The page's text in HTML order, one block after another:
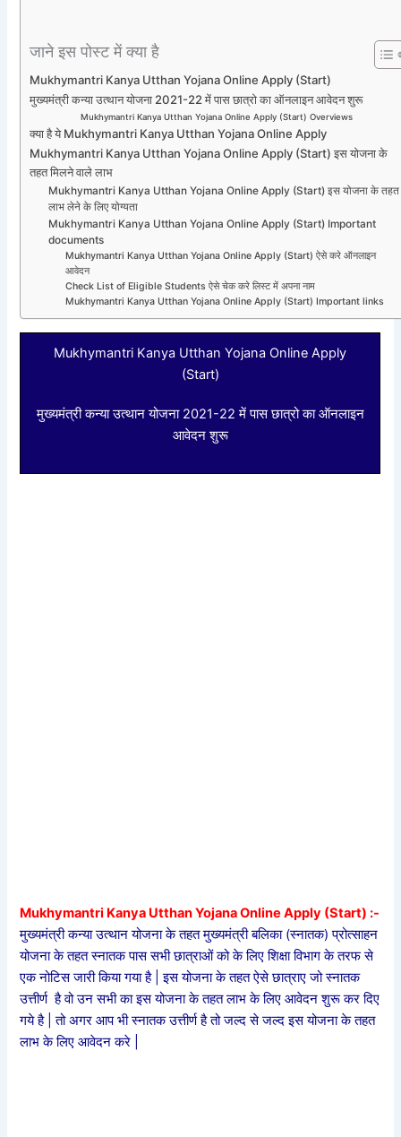
जाने इस पोस्ट में क्या है
Mukhymantri Kanya Utthan Yojana Online Apply (Start)
मुख्यमंत्री कन्या उत्थान योजना 2021-22 में पास छात्रो का ऑनलाइन आवेदन शुरू
Mukhymantri Kanya Utthan Yojana Online Apply (Start) Overviews
क्या है ये Mukhymantri Kanya Utthan Yojana Online Apply
Mukhymantri Kanya Utthan Yojana Online Apply (Start) इस योजना के
तहत मिलने वाले लाभ
Mukhymantri Kanya Utthan Yojana Online Apply (Start) इस योजना के तहत
लाभ लेने के लिए योग्यता
Mukhymantri Kanya Utthan Yojana Online Apply (Start) Important
documents
Mukhymantri Kanya Utthan Yojana Online Apply (Start) ऐसे करे ऑनलाइन
आवेदन
Check List of Eligible Students ऐसे चेक करे लिस्ट में अपना नाम
Mukhymantri Kanya Utthan Yojana Online Apply (Start) Important links
Mukhymantri Kanya Utthan Yojana Online Apply
(Start)
मुख्यमंत्री कन्या उत्थान योजना 2021-22 में पास छात्रो का ऑनलाइन
आवेदन शुरू
Mukhymantri Kanya Utthan Yojana Online Apply (Start) :-
मुख्यमंत्री कन्या उत्थान योजना के तहत मुख्यमंत्री बलिका (स्नातक) प्रोत्साहन
योजना के तहत स्नातक पास सभी छात्राओं को के लिए शिक्षा विभाग के तरफ से
एक नोटिस जारी किया गया है | इस योजना के तहत ऐसे छात्राए जो स्नातक
उत्तीर्ण है वो उन सभी का इस योजना के तहत लाभ के लिए आवेदन शुरू कर दिए
गये है | तो अगर आप भी स्नातक उत्तीर्ण है तो जल्द से जल्द इस योजना के तहत
लाभ के लिए आवेदन करे |